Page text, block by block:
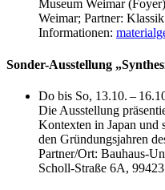
Museum Weimar
Weimar; Partner:
Informationen:
Sonder-Ausstellung
Do bis So, 13.10. –
Die Ausstellung
Kontexten in Japan und
den Gründungsjahren
Partner/Ort: Bauhaus-
Scholl-Straße 6A,